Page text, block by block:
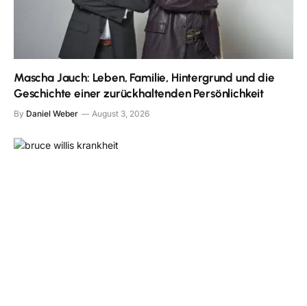
Mascha Jauch: Leben, Familie, Hintergrund und die
Geschichte einer zurückhaltenden Persönlichkeit
By Daniel Weber August 3, 2026